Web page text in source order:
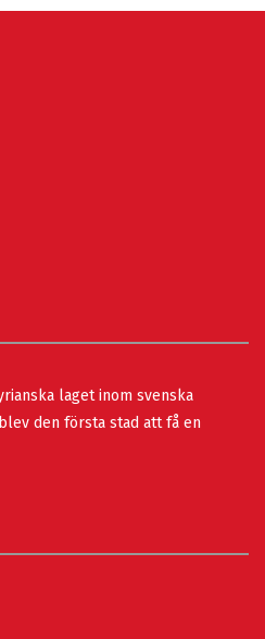
laget inom svenska
den första stad att få en